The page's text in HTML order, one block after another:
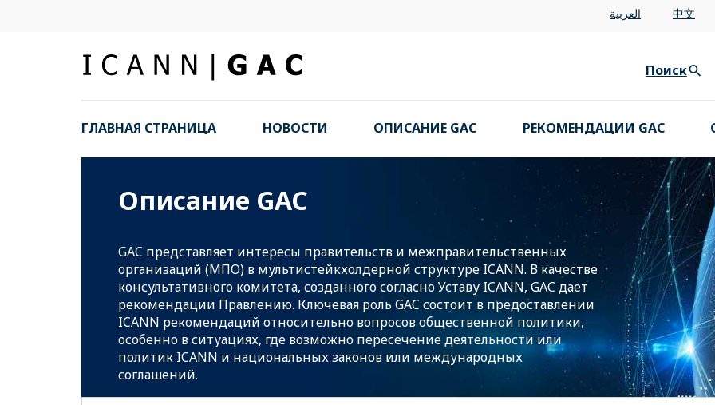
العربية 中文
Поиск
ГЛАВНАЯ СТРАНИЦА НОВОСТИ ОПИСАНИЕ GAC РЕКОМЕНДАЦИИ GAC
Описание GAC
GAC представляет интересы правительств и межправительственных
организаций (МПО) в мультистейкхолдерной структуре ICANN. В качестве
консультативного комитета, созданного согласно Уставу ICANN, GAC дает
рекомендации Правлению. Ключевая роль GAC состоит в предоставлении
ICANN рекомендаций относительно вопросов общественной политики,
особенно в ситуациях, где возможно пересечение деятельности или
политик ICANN и национальных законов или международных
соглашений.